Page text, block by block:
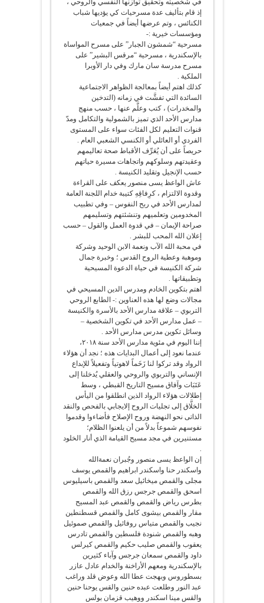
في شخصيته وتحقيق توازنها النفسي والروحي ،
إذ قام بتأليف عدة مسرحيات كي يؤديها شباب
الكنائس ، وتم عرضها أيضاً في جمعيات
ومؤسسات خيرية :-
مسرحية “شمشون الجبار” على مسرح المواساة
بالإسكندرية ، مسرحية “مرقس البشير” على
مسرح مدرسة سان مارك وفي دار الأوبرا
الملكية .
كذلك اهتم أيضاً بمعالجة الظواهر الاجتماعية
السائدة التي تفشَّت في زمانه (التدخين
والمخدرات) ، كتب وعلَّم عنها ، حسب منهج
مدارس الأحد الذي تميز بالشمولية والتكامل ومدّ
قنوات التعليم لكل الفئات سواء على المستوى
الفردي أو العائلي أو الكنسي الشعبي العام .
حريصاً على أن يُعَرِّف الأقباط صحة تعاليمهم
وعقيدتهم وسلوكهم واتجاهات مسيرة حياتهم
حسب الإنجيل وتقليد الكنيسة .
عاش الواعظ يسى منصور يعكف على القراءة
وقدوة الالتزام ، كرِفاقِهِ كتيبة خدام اللجنة العامة
لمدارس الأحد في ربح النفوس – وفي تطبيب
المخدومين وتعلميهم وتنشئتهم وتسليمهم
صراحة الإيمان – في قدوة العمل والقول – حسب
إعلان الله المحب للبشر .
في محبة الله الآب ونعمة الابن الوحيد وشركة
وموهبة وعطية الروح القدس ؛ وخبرة جمال
شركة الكنيسة في حياة الدعوة المسيحية
وتطبيقاتها .
اهتم بتكوين الخادم ومدرس الدين المسيحي في
مجالات وضع لها هذه العناوين :- الطابع الروحي
التربوي – علاقة مدارس الأحد بالأسرة والكنيسة
– عمل مدارس الأحد في تكوين الشخصية –
وسائل تكوين مدرس مدارس الأحد .
إننا اليوم في مئوية مدارس الأحد سنة ٢٠١٨،
عندما نعود إلى أعمال البدايات هذه ؛ نجد أن هؤلاء
الرواد وقد تركوا لنا زَخَماً لاهوتياً وتفعيلاً للإبداع
الإنساني والتربوي والروحي والعقلي يُدخلنا إلى
عَتَبَات وآفاق مسيح التاريخ القبطي ، وسط
إطلالات هؤلاء الرواد الذين انطلقوا من اليأس
الخلَّاق إلى تجليات الروح إلايجابي بالفحص والنقد
الذاتى نحو النهضة وروح الإصلاح فأضاءوا وقدموا
نفوسهم شموعاً بدلاً من أن يلعنوا الظلام؛
مستنيرين في مجد مسيح القيامة الذي أنار الخلود
.
إن الواعظ يسى منصور وجُبران نعمةالله
واسكندر حنا واسكندر ابراهيم والقمص يوسف
مجلى والقمص ميخائيل سعد والقمص باسيليوس
اسحق والقمص جرجس رزق الله والقمص
بطرس رياض والقمص والقمص عبد المسيح
مقار والقمص بيشوى كامل والقمص قسطنطين
نجيب والقمص متياس روفائيل والقمص صموئيل
وهبه والقمص شنودة فلسطين والقمص تادرس
يعقوب والقمص صليب حكيم والقمص كيرلس
داود والقمص سمعان جرجس وآباء كثيرين
بالإسكندرية ومعهم الأراخنة والخدام عادل عازر
بسطوروس وبهجت عطا الله وعوض قلد وراغب
عبد النور وطلعت عبده حنين والقس يوحنا حنين
والقس مينا اسكندر ووهيب قزمان بولس